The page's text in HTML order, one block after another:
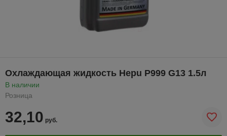
Охлаждающая жидкость Hepu P999 G13 1.5л
В наличии
Розница
32,10 руб.